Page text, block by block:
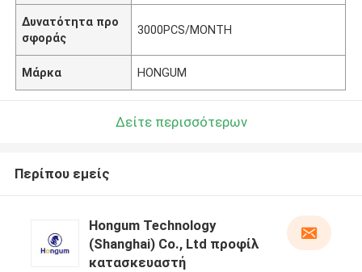
Δυνατότητα προ
σφοράς
3000PCS/MONTH
Μάρκα HONGUM
Δείτε περισσότερων
Περίπου εμείς
Hongum Technology
(Shanghai) Co., Ltd προφίλ
κατασκευαστή